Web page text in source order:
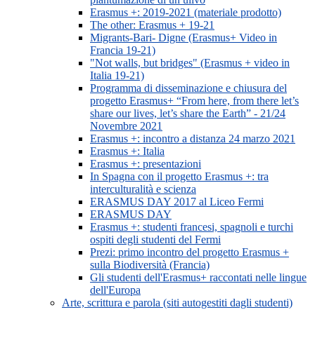
Erasmus +: 2019-2021 (materiale prodotto)
The other: Erasmus + 19-21
Migrants-Bari- Digne (Erasmus+ Video in
Francia 19-21)
"Not walls, but bridges" (Erasmus + video in
Italia 19-21)
Programma di disseminazione e chiusura del
progetto Erasmus+ “From here, from there let’s
share our lives, let’s share the Earth” - 21/24
Novembre 2021
Erasmus +: incontro a distanza 24 marzo 2021
Erasmus +: Italia
Erasmus +: presentazioni
In Spagna con il progetto Erasmus +: tra
interculturalità e scienza
ERASMUS DAY 2017 al Liceo Fermi
ERASMUS DAY
Erasmus +: studenti francesi, spagnoli e turchi
ospiti degli studenti del Fermi
Prezi: primo incontro del progetto Erasmus +
sulla Biodiversità (Francia)
Gli studenti dell'Erasmus+ raccontati nelle lingue
dell'Europa
Arte, scrittura e parola (siti autogestiti dagli studenti)